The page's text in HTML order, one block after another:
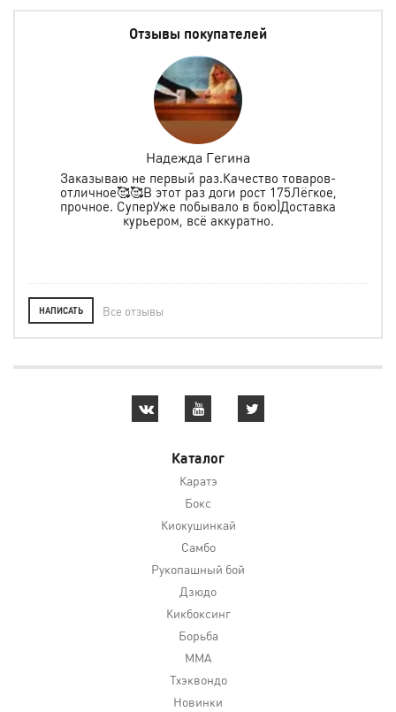
Отзывы покупателей
Инкогнито 0627
Заказываем не первый раз именные пояса,
спортивный и тренировочный костюм , все хорошего
качества, прошито аккуратно рекомендую
НАПИСАТЬ Все отзывы
Каталог
Каратэ
Бокс
Киокушинкай
Самбо
Рукопашный бой
Дзюдо
Кикбоксинг
Борьба
MMA
Тхэквондо
Новинки